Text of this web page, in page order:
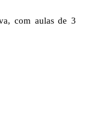
com aulas de 3